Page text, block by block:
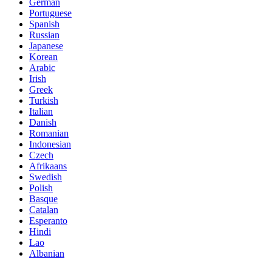
German
Portuguese
Spanish
Russian
Japanese
Korean
Arabic
Irish
Greek
Turkish
Italian
Danish
Romanian
Indonesian
Czech
Afrikaans
Swedish
Polish
Basque
Catalan
Esperanto
Hindi
Lao
Albanian